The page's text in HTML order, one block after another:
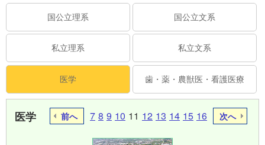
国公立理系 国公立文系
私立理系 私立文系
医学 歯・薬・農獣医・看護医療
医学 前へ 7 8 9 10 11 12 13 14 15 16 次へ